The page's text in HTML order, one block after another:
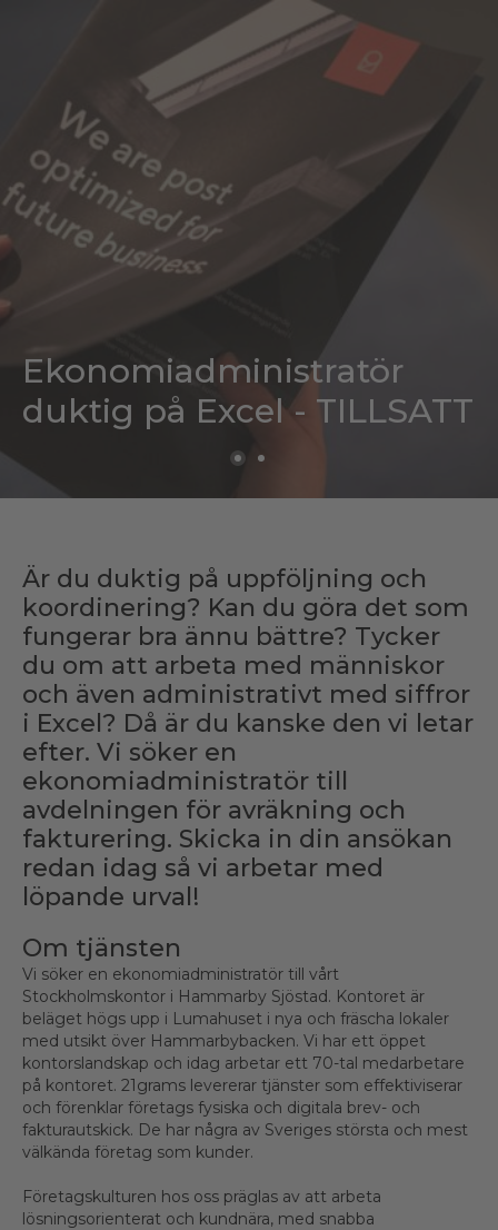
Ekonomiadministratör
duktig på Excel - TILLSATT
Är du duktig på uppföljning och
koordinering? Kan du göra det som
fungerar bra ännu bättre? Tycker
du om att arbeta med människor
och även administrativt med siffror
i Excel? Då är du kanske den vi letar
efter. Vi söker en
ekonomiadministratör till
avdelningen för avräkning och
fakturering. Skicka in din ansökan
redan idag så vi arbetar med
löpande urval!
Om tjänsten
Vi söker en ekonomiadministratör till vårt
Stockholmskontor i Hammarby Sjöstad. Kontoret är
beläget högs upp i Lumahuset i nya och fräscha lokaler
med utsikt över Hammarbybacken. Vi har ett öppet
kontorslandskap och idag arbetar ett 70-tal medarbetare
på kontoret. 21grams levererar tjänster som effektiviserar
och förenklar företags fysiska och digitala brev- och
fakturautskick. De har några av Sveriges största och mest
välkända företag som kunder.
Företagskulturen hos oss präglas av att arbeta
lösningsorienterat och kundnära, med snabba